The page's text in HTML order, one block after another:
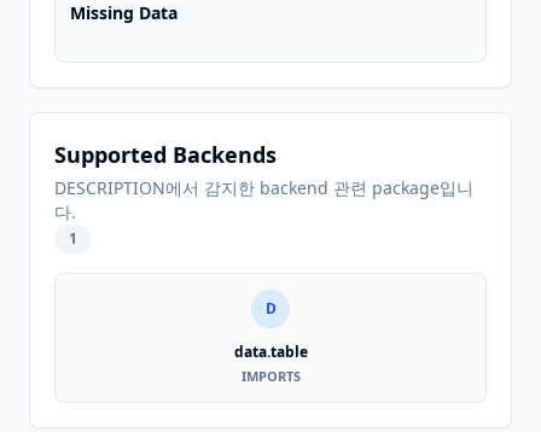
Missing Data
Supported Backends
DESCRIPTION에서 감지한 backend 관련 package입니
다.
1
D
data.table
IMPORTS